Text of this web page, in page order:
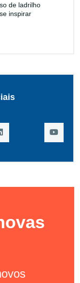
de ladrilho
inspirar